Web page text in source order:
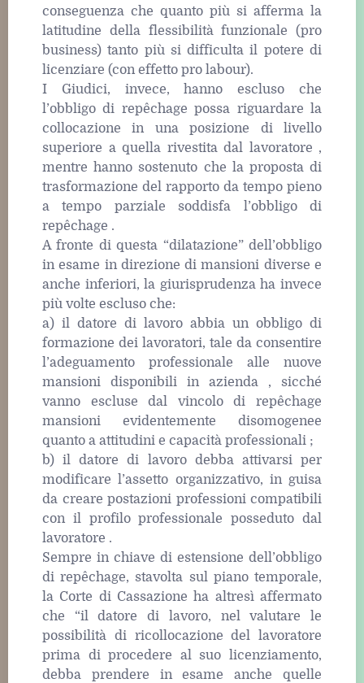
conseguenza che quanto più si afferma la
latitudine della flessibilità funzionale (pro
business) tanto più si difficulta il potere di
licenziare (con effetto pro labour).
I Giudici, invece, hanno escluso che
l’obbligo di repêchage possa riguardare la
collocazione in una posizione di livello
superiore a quella rivestita dal lavoratore ,
mentre hanno sostenuto che la proposta di
trasformazione del rapporto da tempo pieno
a tempo parziale soddisfa l’obbligo di
repêchage .
A fronte di questa “dilatazione” dell’obbligo
in esame in direzione di mansioni diverse e
anche inferiori, la giurisprudenza ha invece
più volte escluso che:
a) il datore di lavoro abbia un obbligo di
formazione dei lavoratori, tale da consentire
l’adeguamento professionale alle nuove
mansioni disponibili in azienda , sicché
vanno escluse dal vincolo di repêchage
mansioni evidentemente disomogenee
quanto a attitudini e capacità professionali ;
b) il datore di lavoro debba attivarsi per
modificare l’assetto organizzativo, in guisa
da creare postazioni professioni compatibili
con il profilo professionale posseduto dal
lavoratore .
Sempre in chiave di estensione dell’obbligo
di repêchage, stavolta sul piano temporale,
la Corte di Cassazione ha altresì affermato
che “il datore di lavoro, nel valutare le
possibilità di ricollocazione del lavoratore
prima di procedere al suo licenziamento,
debba prendere in esame anche quelle